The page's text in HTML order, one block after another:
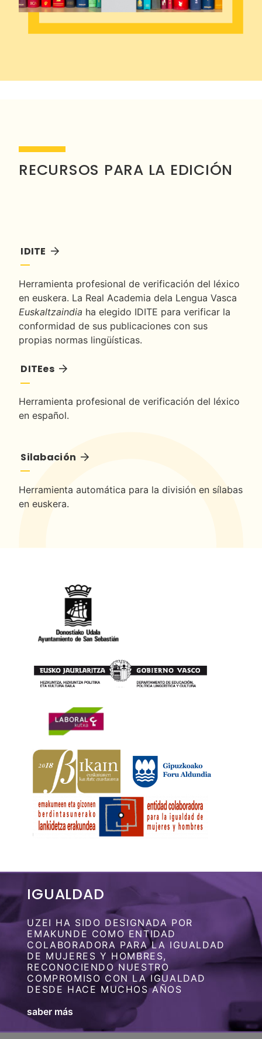
RECURSOS PARA LA EDICIÓN
IDITE
Herramienta profesional de verificación del léxico
en euskera. La Real Academia dela Lengua Vasca
Euskaltzaindia ha elegido IDITE para verificar la
conformidad de sus publicaciones con sus
propias normas lingüísticas.
DITEes
Herramienta profesional de verificación del léxico
en español.
Silabación
Herramienta automática para la división en sílabas
en euskera.
IGUALDAD
UZEI HA SIDO DESIGNADA POR
EMAKUNDE COMO ENTIDAD
COLABORADORA PARA LA IGUALDAD
DE MUJERES Y HOMBRES,
RECONOCIENDO NUESTRO
COMPROMISO CON LA IGUALDAD
DESDE HACE MUCHOS AÑOS
saber más